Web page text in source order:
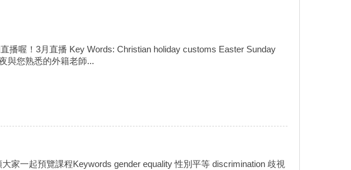
播喔！3月直播 Key Words: Christian holiday customs Easter Sunday
與您熟悉的外籍老師...
家一起預覽課程Keywords gender equality 性別平等 discrimination 歧視